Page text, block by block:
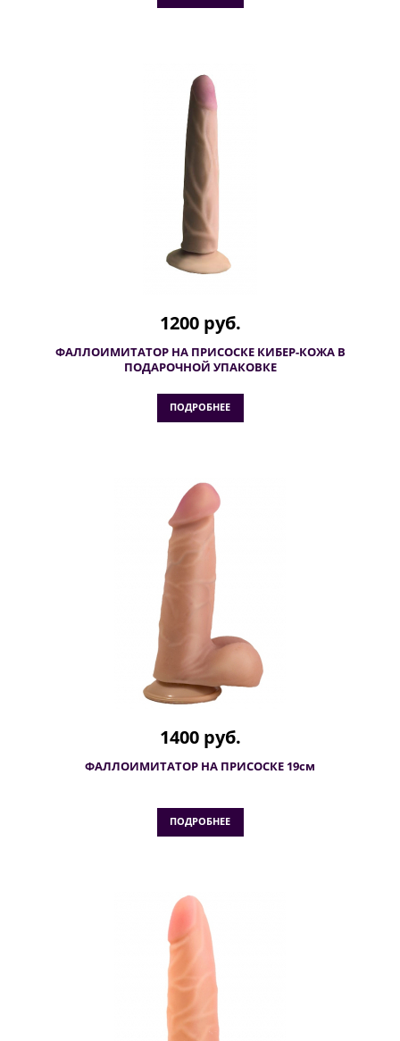
1200 руб.
ФАЛЛОИМИТАТОР НА ПРИСОСКЕ КИБЕР-КОЖА В
ПОДАРОЧНОЙ УПАКОВКЕ
ПОДРОБНЕЕ
1400 руб.
ФАЛЛОИМИТАТОР НА ПРИСОСКЕ 19см
ПОДРОБНЕЕ